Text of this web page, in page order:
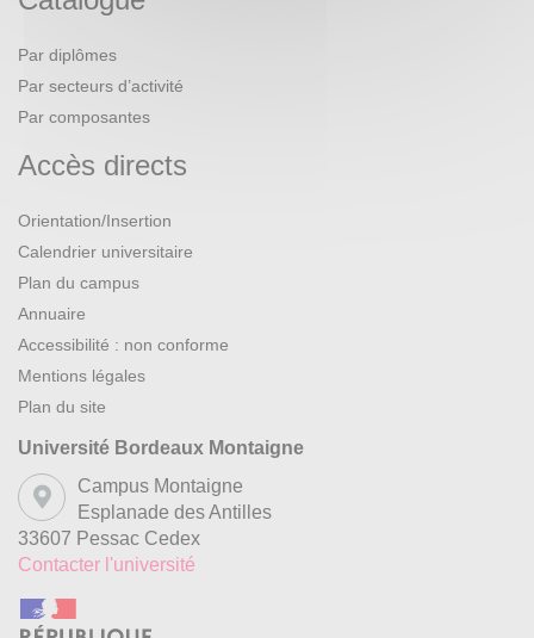
Par diplômes
Par secteurs d’activité
Par composantes
Accès directs
Orientation/Insertion
Calendrier universitaire
Plan du campus
Annuaire
Accessibilité : non conforme
Mentions légales
Plan du site
Université Bordeaux Montaigne
Campus Montaigne
Esplanade des Antilles
33607 Pessac Cedex
Contacter l'université